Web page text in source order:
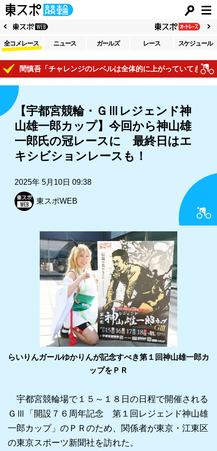
全コメレース ニュース ガールズ レース スケジュール
慎吾「チャレンジのレベルは全体的に上がっていてきついです
【宇都宮競輪・ＧⅢレジェンド神
山雄一郎カップ】今回から神山雄
一郎氏の冠レースに 最終日はエ
キシビションレースも！
2025年 5月10日 09:38
東スポWEB
らいりんガールゆかりんが記念すべき第１回神山雄一郎カ
ップをＰＲ
宇都宮競輪場で１５～１８日の日程で開催される
ＧⅢ「開設７６周年記念 第１回レジェンド神山雄
一郎カップ」のＰＲのため、関係者が東京・江東区
の東京スポーツ新聞社を訪れた。